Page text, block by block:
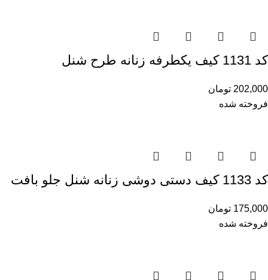
کد 1131 کیف یکطرفه زنانه طرح شنل
202,000 تومان
فروخته شده
کد 1133 کیف دستی دوشی زنانه شنل جلو بافت
175,000 تومان
فروخته شده